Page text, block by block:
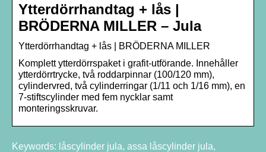
Ytterdörrhandtag + lås |
BRÖDERNA MILLER – Jula
Ytterdörrhandtag + lås | BRÖDERNA MILLER
Komplett ytterdörrspaket i grafit-utförande. Innehåller
ytterdörrtrycke, två roddarpinnar (100/120 mm),
cylindervred, två cylinderringar (1/11 och 1/16 mm), en
7-stiftscylinder med fem nycklar samt
monteringsskruvar.
Keywords: låscylinder jula, assa låscylinder jula,